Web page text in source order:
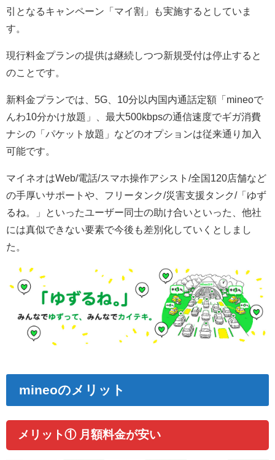
引となるキャンペーン「マイ割」も実施するとしていま
す。
現行料金プランの提供は継続しつつ新規受付は停止すると
のことです。
新料金プランでは、5G、10分以内国内通話定額「mineoで
んわ10分かけ放題」、最大500kbpsの通信速度でギガ消費
ナシの「パケット放題」などのオプションは従来通り加入
可能です。
マイネオはWeb/電話/スマホ操作アシスト/全国120店舗など
の手厚いサポートや、フリータンク/災害支援タンク/「ゆず
るね。」といったユーザー同士の助け合いといった、他社
には真似できない要素で今後も差別化していくとしまし
た。
mineoのメリット
メリット① 月額料金が安い